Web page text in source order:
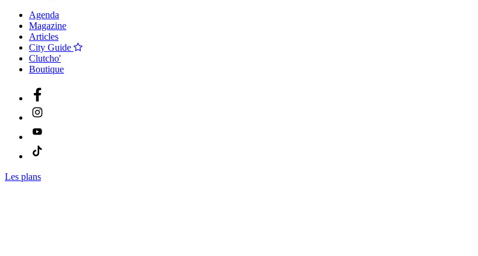
Agenda
Magazine
Articles
City Guide
Clutcho'
Boutique
Les plans